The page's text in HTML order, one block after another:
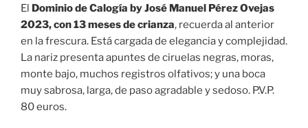
El Dominio de Calogía by José Manuel Pérez Ovejas
2023, con 13 meses de crianza, recuerda al anterior
en la frescura. Está cargada de elegancia y complejidad.
La nariz presenta apuntes de ciruelas negras, moras,
monte bajo, muchos registros olfativos; y una boca
muy sabrosa, larga, de paso agradable y sedoso. P.V.P.
80 euros.